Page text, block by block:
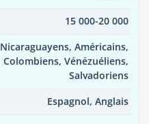
15 000-20 000
Nicaraguayens, Américains,
Colombiens, Vénézuéliens,
Salvadoriens
Espagnol, Anglais